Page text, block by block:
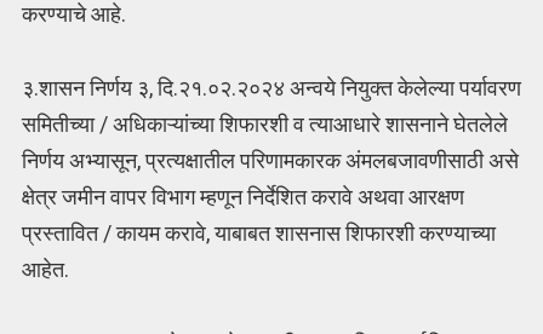
करण्याचे आहे.
३.शासन निर्णय ३, दि.२१.०२.२०२४ अन्वये नियुक्त केलेल्या पर्यावरण
समितीच्या / अधिकाऱ्यांच्या शिफारशी व त्याआधारे शासनाने घेतलेले
निर्णय अभ्यासून, प्रत्यक्षातील परिणामकारक अंमलबजावणीसाठी असे
क्षेत्र जमीन वापर विभाग म्हणून निर्देशित करावे अथवा आरक्षण
प्रस्तावित / कायम करावे, याबाबत शासनास शिफारशी करण्याच्या
आहेत.